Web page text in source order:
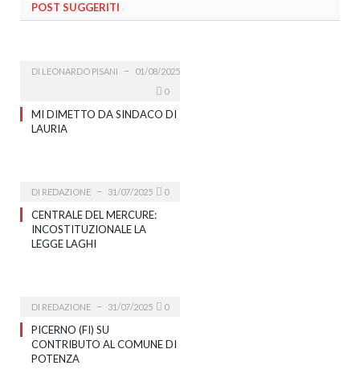
POST SUGGERITI
DI LEONARDO PISANI
01/08/2025
0
MI DIMETTO DA SINDACO DI
LAURIA
DI REDAZIONE 31/07/2025 0
CENTRALE DEL MERCURE:
INCOSTITUZIONALE LA
LEGGE LAGHI
DI REDAZIONE 31/07/2025 0
PICERNO (FI) SU
CONTRIBUTO AL COMUNE DI
POTENZA